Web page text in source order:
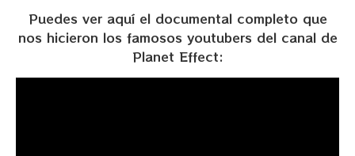
Puedes ver aquí el documental completo que
nos hicieron los famosos youtubers del canal de
Planet Effect: